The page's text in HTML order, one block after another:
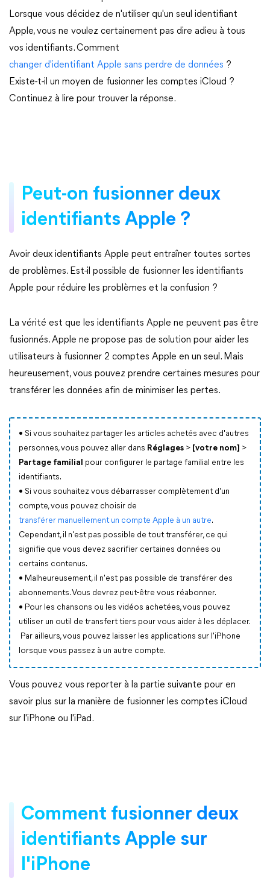
Lorsque vous décidez de n'utiliser qu'un seul identifiant
Apple, vous ne voulez certainement pas dire adieu à tous
vos identifiants. Comment
changer d'identifiant Apple sans perdre de données ?
Existe-t-il un moyen de fusionner les comptes iCloud ?
Continuez à lire pour trouver la réponse.
Peut-on fusionner deux
identifiants Apple ?
Avoir deux identifiants Apple peut entraîner toutes sortes
de problèmes. Est-il possible de fusionner les identifiants
Apple pour réduire les problèmes et la confusion ?
La vérité est que les identifiants Apple ne peuvent pas être
fusionnés. Apple ne propose pas de solution pour aider les
utilisateurs à fusionner 2 comptes Apple en un seul. Mais
heureusement, vous pouvez prendre certaines mesures pour
transférer les données afin de minimiser les pertes.
• Si vous souhaitez partager les articles achetés avec d'autres
personnes, vous pouvez aller dans Réglages > [votre nom] >
Partage familial pour configurer le partage familial entre les
identifiants.
• Si vous souhaitez vous débarrasser complètement d'un
compte, vous pouvez choisir de
transférer manuellement un compte Apple à un autre.
Cependant, il n'est pas possible de tout transférer, ce qui
signifie que vous devez sacrifier certaines données ou
certains contenus.
• Malheureusement, il n'est pas possible de transférer des
abonnements. Vous devrez peut-être vous réabonner.
• Pour les chansons ou les vidéos achetées, vous pouvez
utiliser un outil de transfert tiers pour vous aider à les déplacer.
Par ailleurs, vous pouvez laisser les applications sur l'iPhone
lorsque vous passez à un autre compte.
Vous pouvez vous reporter à la partie suivante pour en
savoir plus sur la manière de fusionner les comptes iCloud
sur l'iPhone ou l'iPad.
Comment fusionner deux
identifiants Apple sur
l'iPhone